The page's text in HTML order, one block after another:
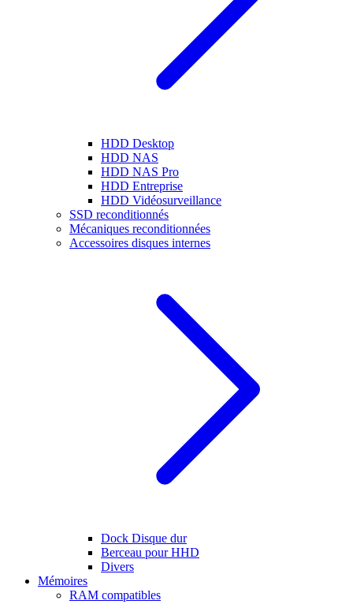
HDD Desktop
HDD NAS
HDD NAS Pro
HDD Entreprise
HDD Vidéosurveillance
SSD reconditionnés
Mécaniques reconditionnées
Accessoires disques internes
Dock Disque dur
Berceau pour HHD
Divers
Mémoires
RAM compatibles